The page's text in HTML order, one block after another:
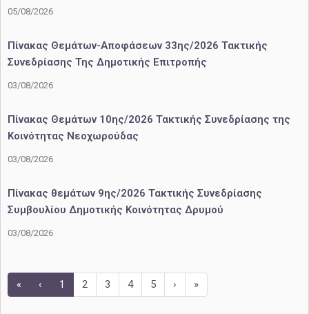
05/08/2026
Πίνακας Θεμάτων-Αποφάσεων 33ης/2026 Τακτικής
Συνεδρίασης Της Δημοτικής Επιτροπής
03/08/2026
Πίνακας Θεμάτων 10ης/2026 Τακτικής Συνεδρίασης της
Κοινότητας Νεοχωρούδας
03/08/2026
Πίνακας θεμάτων 9ης/2026 Τακτικής Συνεδρίασης
Συμβουλίου Δημοτικής Κοινότητας Δρυμού
03/08/2026
« ‹ 1 2 3 4 5 › »